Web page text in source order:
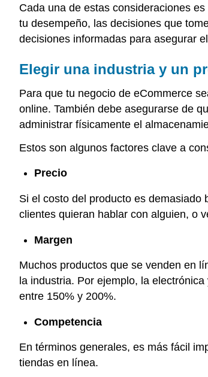
Cada una de estas consideraciones
tu desempeño, las decisiones que
decisiones informadas para asegurar
Elegir una industria y un
Para que tu negocio de eCommerce
online. También debe asegurarse de
administrar físicamente el
Estos son algunos factores clave a
Precio
Si el costo del producto es
clientes quieran hablar con alguien, o
Margen
Muchos productos que se venden en
la industria. Por ejemplo, la
entre 150% y 200%.
Competencia
En términos generales, es más fácil
tiendas en línea.